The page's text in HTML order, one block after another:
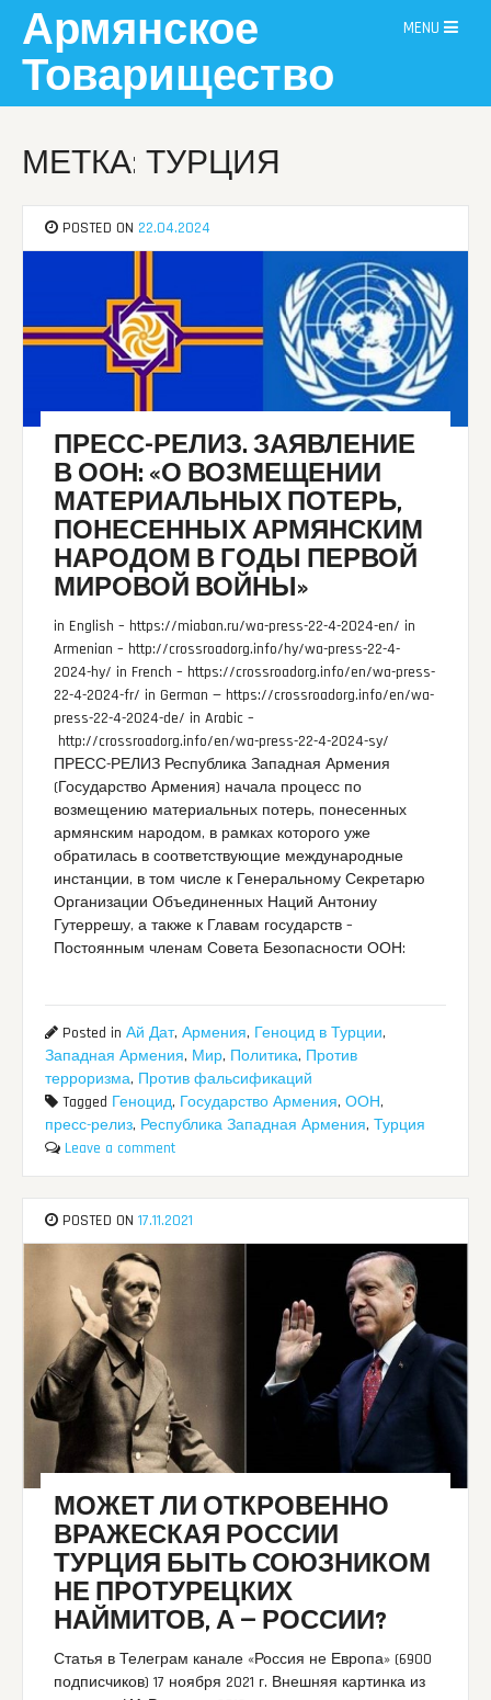
content
Армянское
Товарищество
MENU
МЕТКА: ТУРЦИЯ
POSTED ON 22.04.2024
ПРЕСС-РЕЛИЗ. ЗАЯВЛЕНИЕ
В ООН: «О ВОЗМЕЩЕНИИ
МАТЕРИАЛЬНЫХ ПОТЕРЬ,
ПОНЕСЕННЫХ АРМЯНСКИМ
НАРОДОМ В ГОДЫ ПЕРВОЙ
МИРОВОЙ ВОЙНЫ»
in English – https://miaban.ru/wa-press-22-4-2024-en/ in
Armenian – http://crossroadorg.info/hy/wa-press-22-4-
2024-hy/ in French – https://crossroadorg.info/en/wa-press-
22-4-2024-fr/ in German — https://crossroadorg.info/en/wa-
press-22-4-2024-de/ in Arabic –
http://crossroadorg.info/en/wa-press-22-4-2024-sy/
ПРЕСС-РЕЛИЗ Республика Западная Армения
(Государство Армения) начала процесс по
возмещению материальных потерь, понесенных
армянским народом, в рамках которого уже
обратилась в соответствующие международные
инстанции, в том числе к Генеральному Секретарю
Организации Объединенных Наций Антониу
Гутеррешу, а также к Главам государств –
Постоянным членам Совета Безопасности ООН:
Posted inАй Дат,Армения, Геноцид в Турции,
Западная Армения, Мир, Политика, Против
терроризма, Против фальсификаций
Tagged Геноцид, Государство Армения,ООН,
пресс-релиз, Республика Западная Армения,Турция
Leave a comment
POSTED ON17.11.2021
МОЖЕТ ЛИ ОТКРОВЕННО
ВРАЖЕСКАЯ РОССИИ
ТУРЦИЯ БЫТЬ СОЮЗНИКОМ
НЕ ПРОТУРЕЦКИХ
НАЙМИТОВ, А — РОССИИ?
Статья в Телеграм канале «Россия не Европа» (6900
подписчиков) 17 ноября 2021 г. Внешняя картинка из